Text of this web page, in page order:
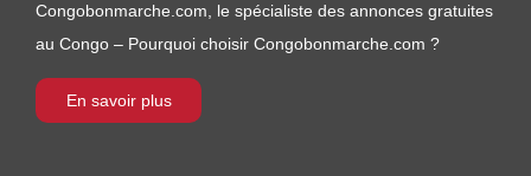
Congobonmarche.com, le spécialiste des annonces gratuites
au Congo – Pourquoi choisir Congobonmarche.com ?
En savoir plus